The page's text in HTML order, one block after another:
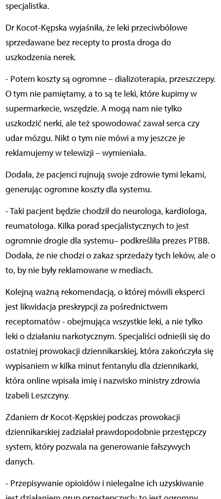
specjalistka.
Dr Kocot-Kępska wyjaśniła, że leki przeciwbólowe
sprzedawane bez recepty to prosta droga do
uszkodzenia nerek.
- Potem koszty są ogromne – dializoterapia, przeszczepy.
O tym nie pamiętamy, a to są te leki, które kupimy w
supermarkecie, wszędzie. A mogą nam nie tylko
uszkodzić nerki, ale też spowodować zawał serca czy
udar mózgu. Nikt o tym nie mówi a my jeszcze je
reklamujemy w telewizji – wymieniała.
Dodała, że pacjenci rujnują swoje zdrowie tymi lekami,
generując ogromne koszty dla systemu.
- Taki pacjent będzie chodził do neurologa, kardiologa,
reumatologa. Kilka porad specjalistycznych to jest
ogromnie drogie dla systemu– podkreśliła prezes PTBB.
Dodała, że nie chodzi o zakaz sprzedaży tych leków, ale o
to, by nie były reklamowane w mediach.
Kolejną ważną rekomendacją, o której mówili eksperci
jest likwidacja preskrypcji za pośrednictwem
receptomatów - obejmująca wszystkie leki, a nie tylko
leki o działaniu narkotycznym. Specjaliści odnieśli się do
ostatniej prowokacji dziennikarskiej, która zakończyła się
wypisaniem w kilka minut fentanylu dla dziennikarki,
która online wpisała imię i nazwisko ministry zdrowia
Izabeli Leszczyny.
Zdaniem dr Kocot-Kępskiej podczas prowokacji
dziennikarskiej zadziałał prawdopodobnie przestępczy
system, który pozwala na generowanie fałszywych
danych.
- Przepisywanie opioidów i nielegalne ich uzyskiwanie